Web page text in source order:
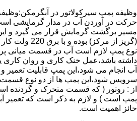
وظیفه پمپ سیرکولاتور در
حرکت در آوردن آب در مدار گرمایشی
مسیر برگشت گرمایش قرار می گیرد و این
(گریز از مرکز)
نوع پمپ لازم است آب در قسمت میانی
داشته باشد،عمل خنک کاری و روان کاری
آب انجام می شود،این پمپ قابلیت تعمیر
سرویس شود،این پمپ ها از دو نوع قسمت
از : روتور ( که قسمت متحرک و گردنده
پمپ است ) و لازم به ذکر است که تعمیر
حائز اهمیت است.